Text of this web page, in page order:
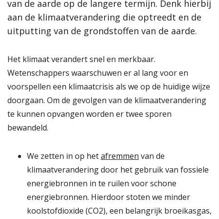
We houden daarbij rekening met verschillende opgaven zoals
de klimaatverandering, de energietransitie en de
woningbouw om het woningtekort op te lossen. Dit doen we
over 10 jaar uit?
De ambities spelen een rol in ontwikkelingen binnen de
verschillende deelgebieden. Dit alles leest u terug in de
gemeentelijke omgevingsvisie!
Meer informatie
Wat is een omgevingsvisie?
Hoe werkt de website?
Omgevingseffectrapport
Rol van de gemeente
Uitvoering en monitoring
van de aarde op de langere termijn. Denk hierbij
aan de klimaatverandering die optreedt en de
uitputting van de grondstoffen van de aarde.
Het klimaat verandert snel en merkbaar.
Wetenschappers waarschuwen er al lang voor en
voorspellen een klimaatcrisis als we op de huidige wijze
doorgaan. Om de gevolgen van de klimaatverandering
te kunnen opvangen worden er twee sporen
bewandeld.
We zetten in op hetafremmen van de
klimaatverandering door het gebruik van fossiele
energiebronnen in te ruilen voor schone
energiebronnen. Hierdoor stoten we minder
koolstofdioxide (CO2), een belangrijk broeikasgas,